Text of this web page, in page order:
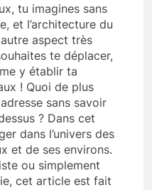
tu imagines sans
et l’architecture du
aspect très
te déplacer,
y établir ta
! Quoi de plus
sans savoir
? Dans cet
dans l’univers des
et de ses environs.
ou simplement
cet article est fait